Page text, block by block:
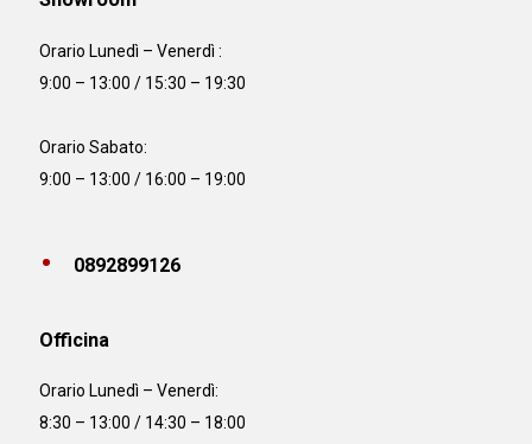
Orario Lunedì – Venerdì :
9:00 – 13:00 / 15:30 – 19:30
Orario Sabato:
9:00 – 13:00 / 16:00 – 19:00
0892899126
Officina
Orario Lunedì – Venerdì:
8:30 – 13:00 / 14:30 – 18:00